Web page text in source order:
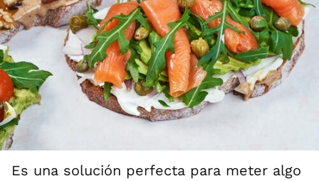
Es una solución perfecta para meter algo